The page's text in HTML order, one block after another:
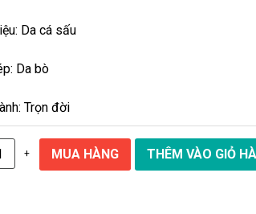
Da cá sấu
Da bò
Trọn đời
+